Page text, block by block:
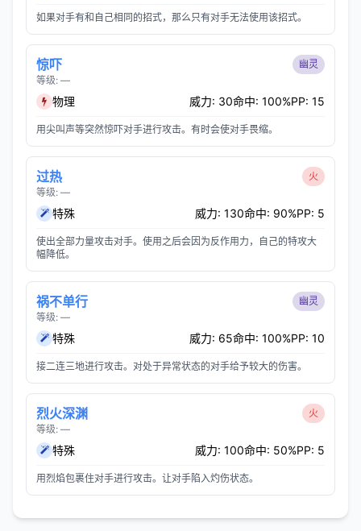
如果对手有和自己相同的招式，那么只有对手无法使用该招式。
惊吓
等级: —
幽灵
物理 威力: 30命中: 100%PP: 15
用尖叫声等突然惊吓对手进行攻击。有时会使对手畏缩。
过热
等级: —
火
特殊 威力: 130命中: 90%PP: 5
使出全部力量攻击对手。使用之后会因为反作用力，自己的特攻大
幅降低。
祸不单行
等级: —
幽灵
特殊 威力: 65命中: 100%PP: 10
接二连三地进行攻击。对处于异常状态的对手给予较大的伤害。
烈火深渊
等级: —
火
特殊 威力: 100命中: 50%PP: 5
用烈焰包裹住对手进行攻击。让对手陷入灼伤状态。